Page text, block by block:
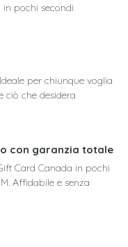
pochi secondi
per chiunque voglia
ciò che desidera
con garanzia totale
Card Canada in pochi
Affidabile e senza